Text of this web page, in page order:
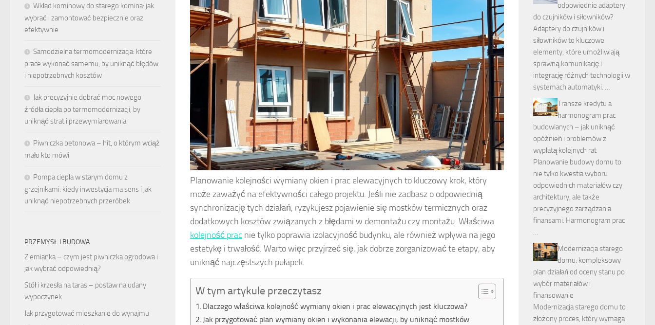
Planowanie kolejności wymiany okien i prac elewacyjnych to kluczowy krok, który
może zaważyć na efektywności całego projektu. Jeśli nie zadbasz o odpowiednią
synchronizację tych działań, ryzykujesz pojawienie się mostków termicznych oraz
dodatkowych kosztów związanych z błędami w demontażu czy montażu. Właściwa
kolejność prac nie tylko poprawia izolacyjność budynku, ale również wpływa na jego
estetykę i trwałość. Warto więc przyjrzeć się, jak dobrze zorganizować te etapy, aby
uniknąć najczęstszych pułapek.
W tym artykule przeczytasz
Dlaczego właściwa kolejność wymiany okien i prac elewacyjnych jest kluczowa?
Jak przygotować plan wymiany okien i wykonania elewacji, by uniknąć mostków
Wkład kominowy do starego komina: jak
wybrać i zamontować bezpiecznie oraz
efektywnie
Samodzielna termomodernizacja: które
prace wykonać samemu, by uniknąć błędów
i niepotrzebnych kosztów
Jak precyzyjnie dobrać moc nowego
źródła ciepła po termomodernizacji, by
uniknąć strat i przewymiarowania
Piwniczka betonowa – hit, o którym wciąż
mało kto mówi
Pompa ciepła w starym domu z
grzejnikami: kiedy inwestycja ma sens i jak
uniknąć niepotrzebnych przeróbek
PRZEMYSŁ I BUDOWA
Ziemianka – czym jest piwniczka ogrodowa i
jak wybrać odpowiednią?
Stół i krzesła na taras – postaw na udany
wypoczynek
Jak przygotować mieszkanie do wynajmu
odpowiednie adaptery
do czujników i siłowników?
Adaptery do czujników i
siłowników to kluczowe
elementy, które umożliwiają
sprawną komunikację i
integrację różnych technologii w
systemach automatyki. …
Transze kredytu a
harmonogram prac
budowlanych – jak uniknąć
opóźnień i problemów z
wypłatą kolejnych rat
Planowanie budowy domu to
nie tylko kwestia wyboru
odpowiednich materiałów czy
architektury, ale także
precyzyjnego zarządzania
finansami. Harmonogram prac
…
Modernizacja starego
domu: kompleksowy
plan działań od oceny stanu po
wybór materiałów i
finansowanie
Modernizacja starego domu to
złożony proces, który wymaga